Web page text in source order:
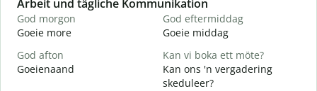
Arbeit und tägliche Kommunikation
God morgon
Goeie more
God eftermiddag
Goeie middag
God afton
Goeienaand
Kan vi boka ett möte?
Kan ons 'n vergadering
skeduleer?